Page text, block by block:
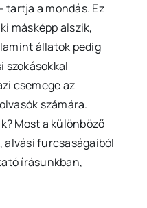
tartja a mondás. Ez
másképp alszik,
állatok pedig
szokásokkal
csemege az
számára.
Most a különböző
alvási furcsaságaiból
írásunkban,